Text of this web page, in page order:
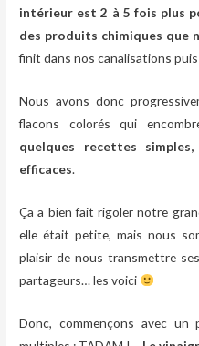
intérieur est 2 à 5 fois plus
des produits chimiques que
finit dans nos canalisations
Nous avons donc
flacons colorés qui
quelques recettes
efficaces.
Ça a bien fait rigoler notre
elle était petite, mais nous
plaisir de nous transmettre
partageurs… les voici
Donc, commençons avec